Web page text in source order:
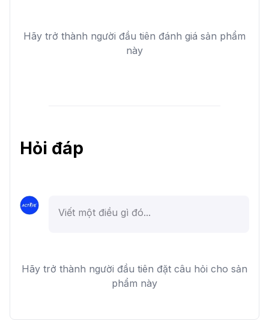
Hãy trở thành người đầu tiên đánh giá sản phẩm
này
Hỏi đáp
Hãy trở thành người đầu tiên đặt câu hỏi cho sản
phẩm này